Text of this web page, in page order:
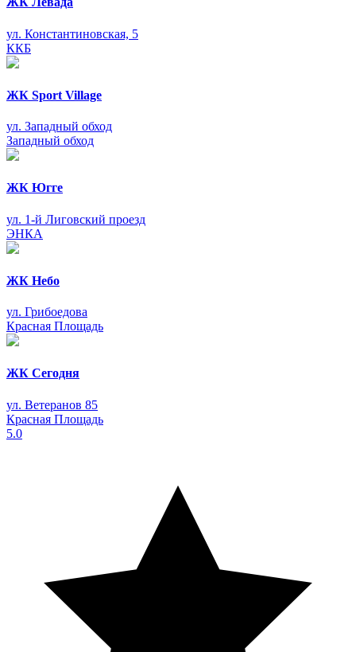
ул. Константиновская, 5
ККБ
ЖК Sport Village
ул. Западный обход
Западный обход
ЖК Югге
ул. 1-й Лиговский проезд
ЭНКА
ЖК Небо
ул. Грибоедова
Красная Площадь
ЖК Сегодня
ул. Ветеранов 85
Красная Площадь
5.0